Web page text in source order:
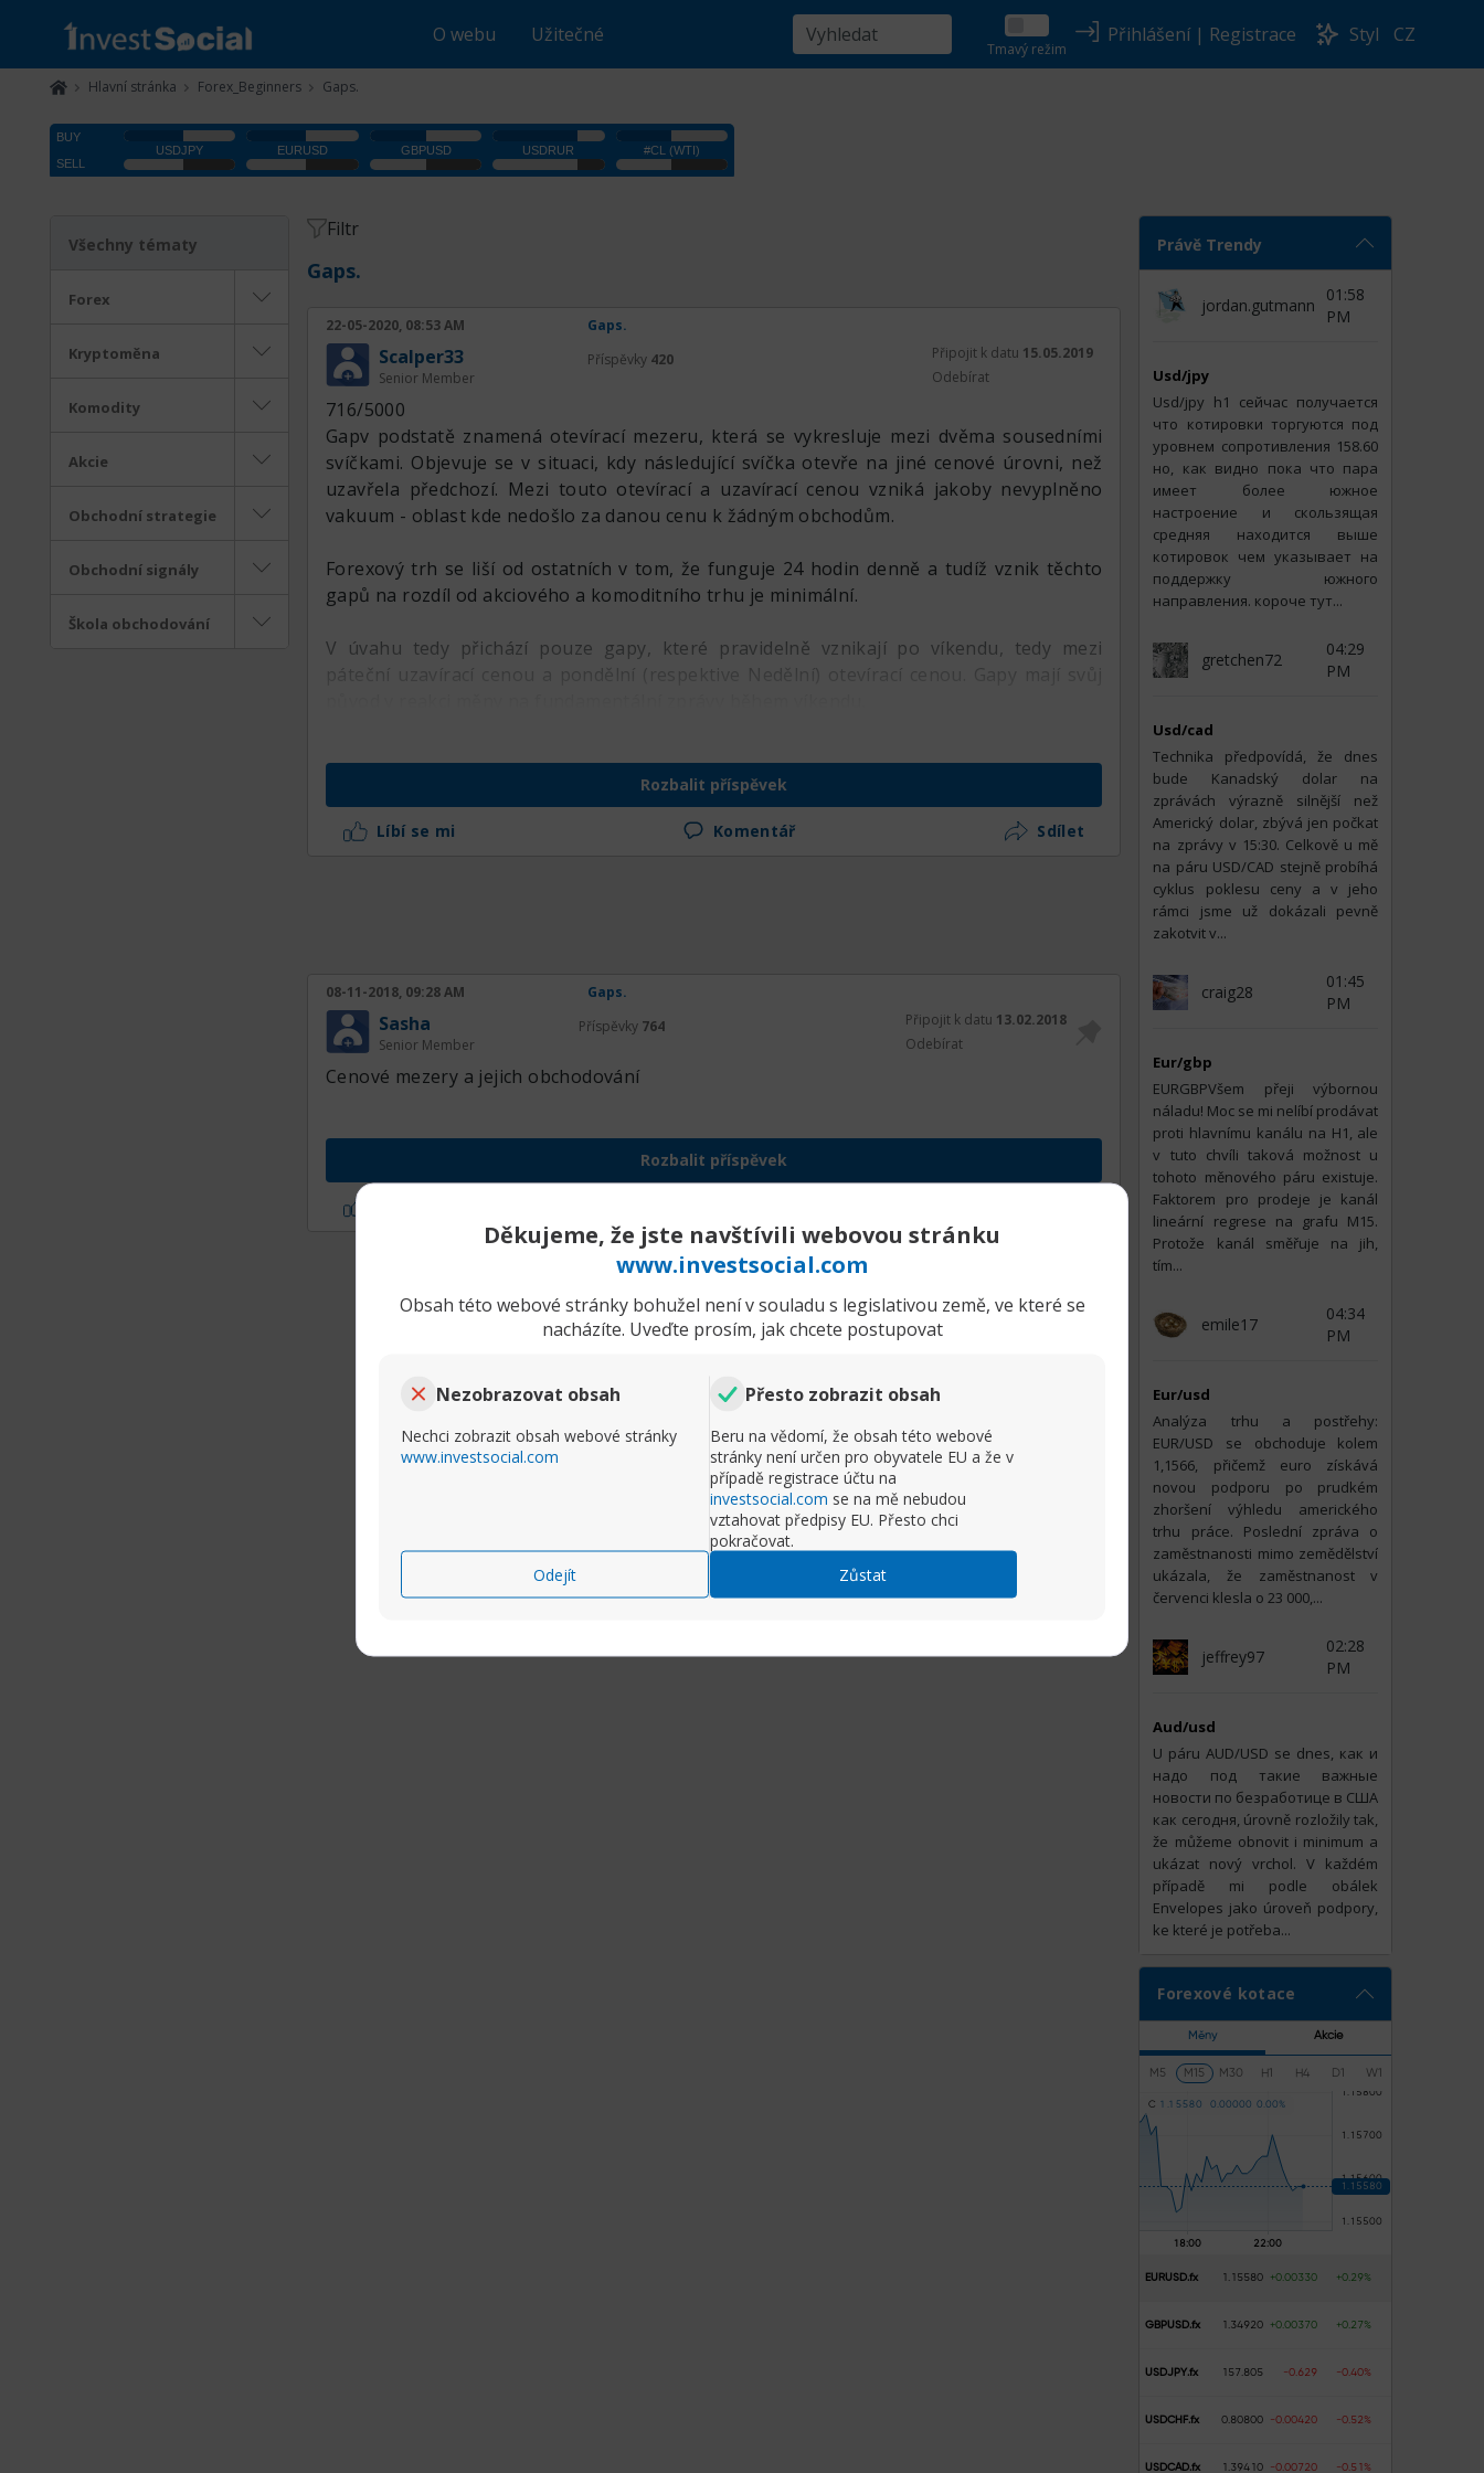
O webu Užitečné
Tmavý režim
Přihlášení| Registrace Styl CZ
Hlavní stránka Forex_Beginners Gaps.
Děkujeme, že jste navštívili webovou stránku
www.investsocial.com
Obsah této webové stránky bohužel není v souladu s legislativou země, ve které se
nacházíte. Uveďte prosím, jak chcete postupovat
Nezobrazovat obsah
Nechci zobrazit obsah webové stránky
www.investsocial.com
Odejít
Přesto zobrazit obsah
Beru na vědomí, že obsah této webové
stránky není určen pro obyvatele EU a že v
případě registrace účtu na
investsocial.com se na mě nebudou
vztahovat předpisy EU. Přesto chci
pokračovat.
Zůstat
Všechny tématy
Forex
Kryptoměna
Komodity
Akcie
Obchodní strategie
Obchodní signály
Škola obchodování
Filtr
Gaps.
22-05-2020, 08:53 AM Gaps.
Scalper33
Senior Member
Příspěvky 420 Připojit k datu 15.05.2019
Odebírat
716/5000
Gapv podstatě znamená otevírací mezeru, která se vykresluje mezi dvěma sousedními
svíčkami. Objevuje se v situaci, kdy následující svíčka otevře na jiné cenové úrovni, než
uzavřela předchozí. Mezi touto otevírací a uzavírací cenou vzniká jakoby nevyplněno
vakuum - oblast kde nedošlo za danou cenu k žádným obchodům.
Forexový trh se liší od ostatních v tom, že funguje 24 hodin denně a tudíž vznik těchto
gapů na rozdíl od akciového a komoditního trhu je minimální.
V úvahu tedy přichází pouze gapy, které pravidelně vznikají po víkendu, tedy mezi
páteční uzavírací cenou a pondělní (respektive Nedělní) otevírací cenou. Gapy mají svůj
Rozbalit příspěvek
Líbí se mi Komentář Sdílet
08-11-2018, 09:28 AM Gaps.
Sasha
Senior Member
Příspěvky 764 Připojit k datu 13.02.2018
Odebírat
Cenové mezery a jejich obchodování
Rozbalit příspěvek
Právě Trendy
jordan.gutmann
01:58
PM
Usd/jpy
Usd/jpy h1 сейчас получается
что котировки торгуются под
уровнем сопротивления 158.60
но, как видно пока что пара
имеет более южное
настроение и скользящая
средняя находится выше
котировок чем указывает на
поддержку южного
направления. короче тут...
gretchen72
04:29
PM
Usd/cad
Technika předpovídá, že dnes
bude Kanadský dolar na
zprávách výrazně silnější než
Americký dolar, zbývá jen počkat
na zprávy v 15:30. Celkově u mě
na páru USD/CAD stejně probíhá
cyklus poklesu ceny a v jeho
rámci jsme už dokázali pevně
zakotvit v...
craig28
01:45
PM
Eur/gbp
EURGBPVšem přeji výbornou
náladu! Moc se mi nelíbí prodávat
proti hlavnímu kanálu na H1, ale
v tuto chvíli taková možnost u
tohoto měnového páru existuje.
Faktorem pro prodeje je kanál
lineární regrese na grafu M15.
Protože kanál směřuje na jih,
tím...
emile17
04:34
PM
Eur/usd
Analýza trhu a postřehy:
EUR/USD se obchoduje kolem
1,1566, přičemž euro získává
novou podporu po prudkém
zhoršení výhledu amerického
trhu práce. Poslední zpráva o
zaměstnanosti mimo zemědělství
ukázala, že zaměstnanost v
červenci klesla o 23 000,...
jeffrey97
02:28
PM
Aud/usd
U páru AUD/USD se dnes, как и
надо под такие важные
новости по безработице в США
как сегодня, úrovně rozložily tak,
že můžeme obnovit i minimum a
ukázat nový vrchol. V každém
případě mi podle obálek
Envelopes jako úroveň podpory,
ke které je potřeba...
Forexové kotace
Měny Akcie
M5 M15 M30 H1 H4 D1 W1
C 1 .1 5 580 0 .00000 0 .00 %
EURUSD.fx 1.15580 +0.00330 +0.29%
GBPUSD.fx 1.34920 +0.00370 +0.27%
USDJPY.fx 157.805 -0.629 -0.40%
USDCHF.fx 0.80800 -0.00420 -0.52%
USDCAD.fx 1.39410 -0.00720 -0.51%